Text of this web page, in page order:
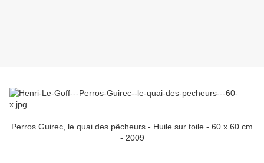
Perros Guirec, le quai des pêcheurs - Huile sur toile - 60 x 60 cm
- 2009